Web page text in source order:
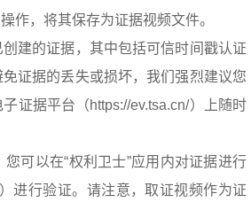
作，将其保存为证据视频文件。
建的证据，其中包括可信时间戳认证
证据的丢失或损坏，我们强烈建议您
证据平台（https://ev.tsa.cn/）上随时
可以在“权利卫士”应用内对证据进行
进行验证。请注意，取证视频作为证